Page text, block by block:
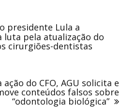
presidente Lula a
luta pela atualização do
cirurgiões-dentistas
ação do CFO, AGU solicita e
conteúdos falsos sobre
“odontologia biológica”